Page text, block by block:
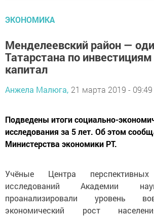
ЭКОНОМИКА
Менделеевский район —
Татарстана по
капитал
Анжела Малюга, 21 марта 2019 - 09:49
Подведены итоги социально-
исследования за 5 лет. Об этом
Министерства экономики РТ.
Учёные Центра перспективных
исследований Академии
проанализировали уровень
экономический рост